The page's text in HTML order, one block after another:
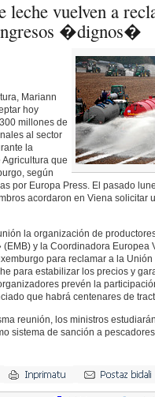
leche vuelven a
�dignos�
Mariann
hoy
millones de
al sector
la
que
según
por Europa Press. El pasado
acordaron en Viena solicitar
la organización de
y la Coordinadora Europea
para reclamar a la
para estabilizar los precios y
prevén la
que habrá centenares de
reunión, los ministros
sistema de sanción a